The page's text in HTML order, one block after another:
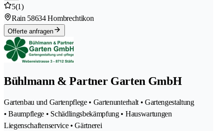
5(1)
Rain 58634 Hombrechtikon
Offerte anfragen
Bühlmann & Partner Garten GmbH
Gartenbau und Gartenpflege • Gartenunterhalt • Gartengestaltung
• Baumpflege • Schädlingsbekämpfung • Hauswartungen
Liegenschaftenservice • Gärtnerei